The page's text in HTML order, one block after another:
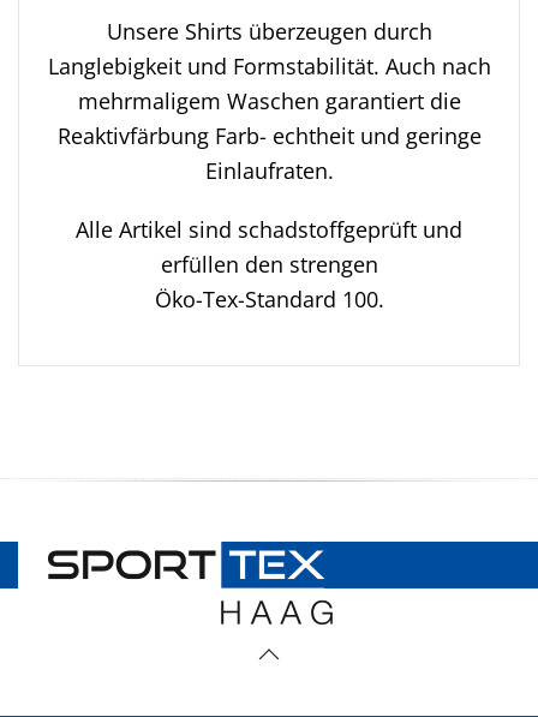
Unsere Shirts überzeugen durch
Langlebigkeit und Formstabilität. Auch nach
mehrmaligem Waschen garantiert die
Reaktivfärbung Farb- echtheit und geringe
Einlaufraten.
Alle Artikel sind schadstoffgeprüft und
erfüllen den strengen
Öko-Tex-Standard 100.